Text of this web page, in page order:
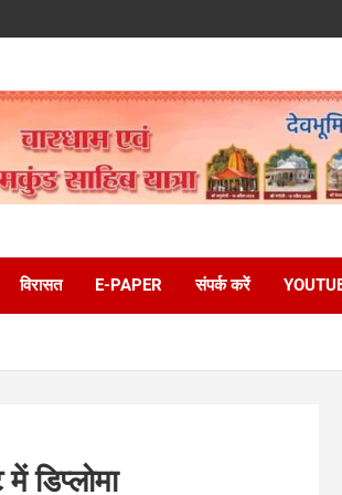
विरासत E-PAPER संपर्क करें
डिप्लोमा